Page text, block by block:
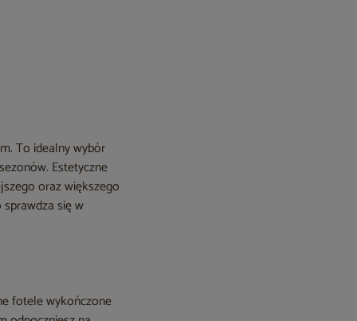
To idealny wybór
Estetyczne
oraz większego
się w
fotele wykończone